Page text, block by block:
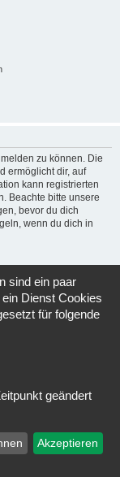
zu können. Die
ermöglicht dir, auf
kann registrierten
Beachte bitte unsere
bevor du dich
wenn du dich in
Limited
sind ein paar
Dienst Cookies
für folgende
geändert
Akzeptieren